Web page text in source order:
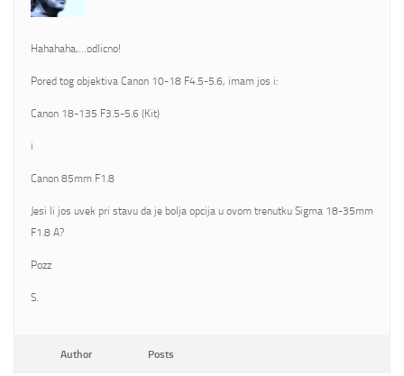
Hahahaha,…odlicno!
Pored tog objektiva Canon 10-18 F4.5-5.6, imam jos i:
Canon 18-135 F3.5-5.6 (Kit)
i
Canon 85mm F1.8
Jesi li jos uvek pri stavu da je bolja opcija u ovom trenutku Sigma 18-35mm
F1.8 A?
Pozz
S.
Author Posts